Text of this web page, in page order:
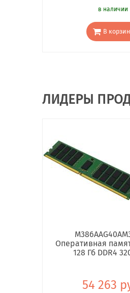
в наличии
В
ЛИДЕРЫ
Оперативная
128 Гб DDR4
54 263